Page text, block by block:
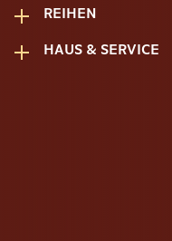
REIHEN
HAUS & SERVICE